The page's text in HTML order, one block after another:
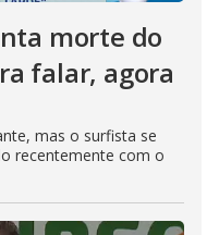
morte do
falar, agora
mas o surfista se
recentemente com o